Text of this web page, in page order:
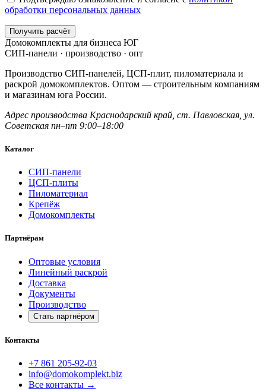
обработки персональных данных
Получить расчёт
Домокомплекты для бизнеса ЮГ
СИП-панели · производство · опт
Производство СИП-панелей, ЦСП-плит, пиломатериала и
раскрой домокомплектов. Оптом — строительным компаниям
и магазинам юга России.
Адрес производства Краснодарский край, ст. Павловская, ул.
Советская пн–пт 9:00–18:00
Каталог
СИП-панели
ЦСП-плиты
Пиломатериал
Крепёж
Домокомплекты
Партнёрам
Оптовые условия
Линейный раскрой
Доставка
Документы
Производство
Стать партнёром
Контакты
+7 861 205-92-03
info@domokomplekt.biz
Все контакты →